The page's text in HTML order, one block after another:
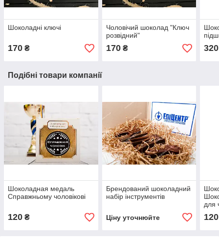
Шоколадні ключі
170 ₴
Чоловічий шоколад "Ключ
розвідний"
170₴ 320
Подібні товари компанії
Шоколадная медаль
Справжньому чоловікові
120 ₴
Брендований шоколадний
набір інструментів
Ціну уточнюйте
для
120